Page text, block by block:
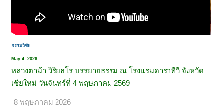
ธรรมวิชัย
May 4, 2026
หลวงตาม้า วิริยธโร บรรยายธรรม ณ โรงแรมดาราทีวี จังหวัด
เชียใหม่ วันจันทร์ที่ 4 พฤษภาคม 2569
8 พฤษภาคม 2026